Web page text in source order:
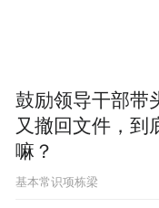
符合相应学历层
制在读3年级及
等学校全日制在
鼓励领导干部带
又撤回文件，到
嘛？
基本常识项栋梁